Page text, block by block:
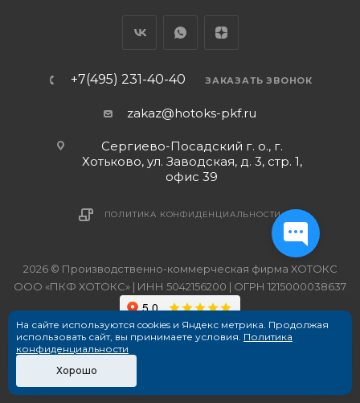
+7(495) 231-40-40 ЗАКАЗАТЬ ЗВОНОК
zakaz@hotoks-pkf.ru
Сергиево-Посадский г. о., г.
Хотьково, ул. Заводская, д. 3, стр. 1,
офис 39
ПОЛИТИКА КОНФИДЕНЦИАЛЬНОСТИ
2026 © Производственно-коммерческая фирма ХОТОКС
ООО «ПКФ ХОТОКС» | ИНН 5042156200 | ОГРН 1215000038637
На сайте используются cookies и Яндекс метрика. Продолжая
использовать сайт, вы принимаете условия. Политика
конфиденциальности
Хорошо